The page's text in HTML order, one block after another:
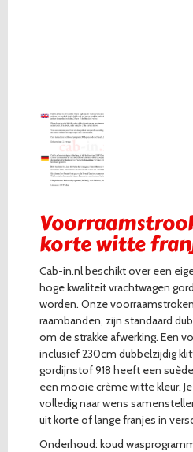
korte witte
Cab-in.nl beschikt over een
hoge kwaliteit vrachtwagen
worden. Onze
raambanden, zijn standaard
om de strakke afwerking. Een
inclusief 230cm dubbelzijdig
gordijnstof 918 heeft een
een mooie crème witte kleur.
volledig naar wens
uit korte of lange franjes in
Onderhoud: koud